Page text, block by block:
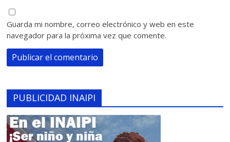
Guarda mi nombre, correo electrónico y web en este
navegador para la próxima vez que comente.
PUBLICIDAD INAIPI